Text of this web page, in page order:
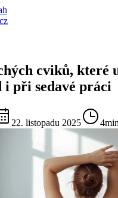
cviků, které
i při sedavé práci
22. listopadu 2025